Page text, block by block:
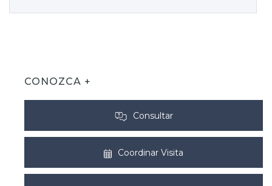
CONOZCA +
Consultar
Coordinar Visita